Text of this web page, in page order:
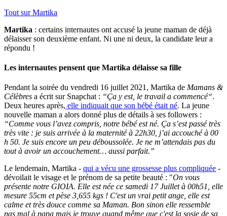
Tout surMartika
Martika : certains internautes ont accusé la jeune maman de déjà
délaisser son deuxième enfant. Ni une ni deux, la candidate leur a
répondu !
Les internautes pensent que Martika délaisse sa fille
Pendant la soirée du vendredi 16 juillet 2021, Martika de Mamans &
Célèbres a écrit sur Snapchat : “Ça y est, le travail a commencé“.
Deux heures après, elle indiquait que son bébé était né. La jeune
nouvelle maman a alors donné plus de détails à ses followers :
“Comme vous l’avez compris, notre bébé est né. Ça s’est passé très
très vite : je suis arrivée à la maternité à 22h30, j’ai accouché à 00
h 50. Je suis encore un peu déboussolée. Je ne m’attendais pas du
tout à avoir un accouchement… aussi parfait.”
Le lendemain, Martika - qui a vécu une grossesse plus compliquée -
dévoilait le visage et le prénom de sa petite beauté : "On vous
présente notre GIOIA. Elle est née ce samedi 17 Juillet à 00h51, elle
mesure 55cm et pèse 3,655 kgs ! C'est un vrai petit ange, elle est
calme et très douce comme sa Maman. Bon sinon elle ressemble
pas mal à papa mais je trouve quand même que c'est la sosie de sa